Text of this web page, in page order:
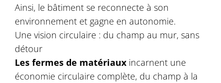
Ainsi, le bâtiment se reconnecte à son
environnement et gagne en autonomie.
Une vision circulaire : du champ au mur, sans
détour
Les fermes de matériauxincarnent une
économie circulaire complète, du champ à la